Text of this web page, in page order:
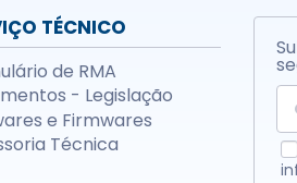
TÉCNICO
de RMA
- Legislação
e Firmwares
Técnica